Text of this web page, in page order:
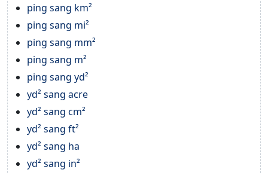
ping sang km²
ping sang mi²
ping sang mm²
ping sang m²
ping sang yd²
yd² sang acre
yd² sang cm²
yd² sang ft²
yd² sang ha
yd² sang in²